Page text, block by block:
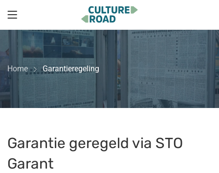
Home Garantieregeling
Garantie geregeld via STO
Garant